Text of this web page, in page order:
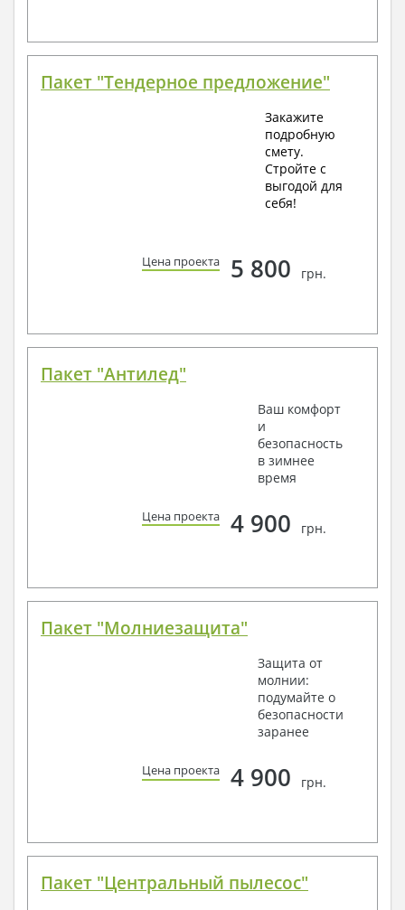
Пакет "Тендерное предложение"
Закажите
подробную
смету.
Стройте с
выгодой для
себя!
Цена проекта 5 800 грн.
Пакет "Антилед"
Ваш комфорт
и
безопасность
в зимнее
время
Цена проекта 4 900 грн.
Пакет "Молниезащита"
Защита от
молнии:
подумайте о
безопасности
заранее
Цена проекта 4 900 грн.
Пакет "Центральный пылесос"